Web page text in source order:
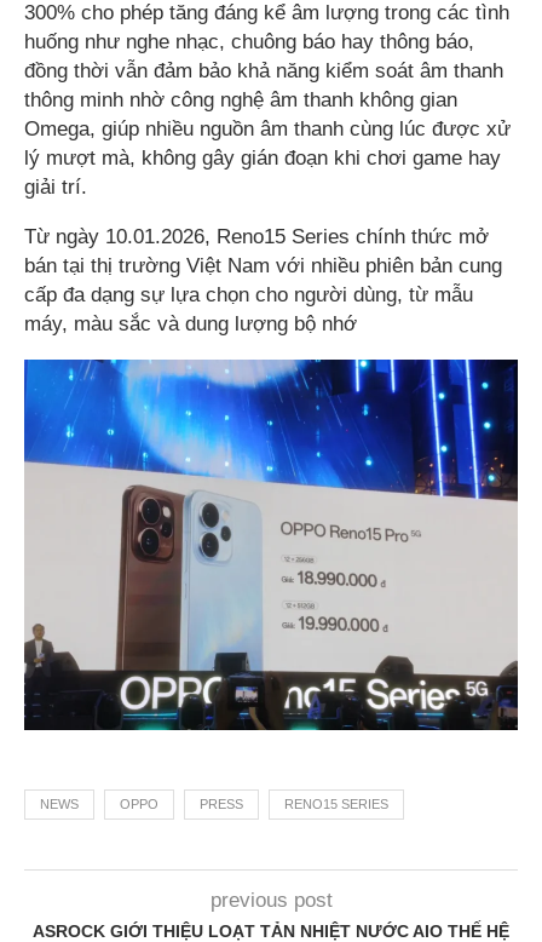
300% cho phép tăng đáng kể âm lượng trong các tình
huống như nghe nhạc, chuông báo hay thông báo,
đồng thời vẫn đảm bảo khả năng kiểm soát âm thanh
thông minh nhờ công nghệ âm thanh không gian
Omega, giúp nhiều nguồn âm thanh cùng lúc được xử
lý mượt mà, không gây gián đoạn khi chơi game hay
giải trí.
Từ ngày 10.01.2026, Reno15 Series chính thức mở
bán tại thị trường Việt Nam với nhiều phiên bản cung
cấp đa dạng sự lựa chọn cho người dùng, từ mẫu
máy, màu sắc và dung lượng bộ nhớ
NEWS OPPO PRESS RENO15 SERIES
previous post
ASROCK GIỚI THIỆU LOẠT TẢN NHIỆT NƯỚC AIO THẾ HỆ